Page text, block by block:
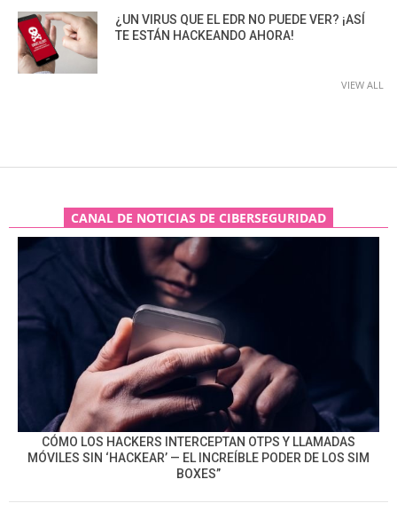
¿UN VIRUS QUE EL EDR NO PUEDE VER? ¡ASÍ
TE ESTÁN HACKEANDO AHORA!
VIEW ALL
CANAL DE NOTICIAS DE CIBERSEGURIDAD
CÓMO LOS HACKERS INTERCEPTAN OTPS Y LLAMADAS
MÓVILES SIN ‘HACKEAR’ — EL INCREÍBLE PODER DE LOS SIM
BOXES”